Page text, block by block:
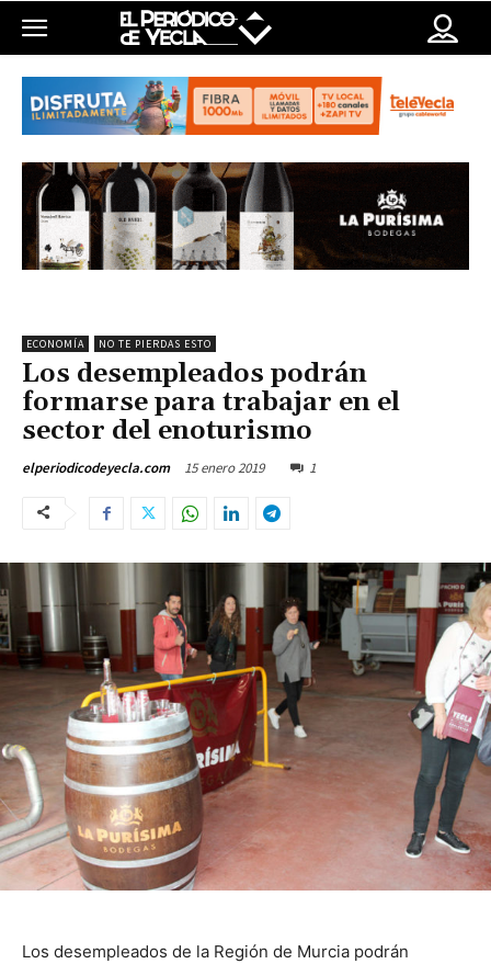
ECONOMÍA NO TE PIERDAS ESTO
Los desempleados podrán
formarse para trabajar en el
sector del enoturismo
elperiodicodeyecla.com 15 enero 2019 1
Los desempleados de la Región de Murcia podrán